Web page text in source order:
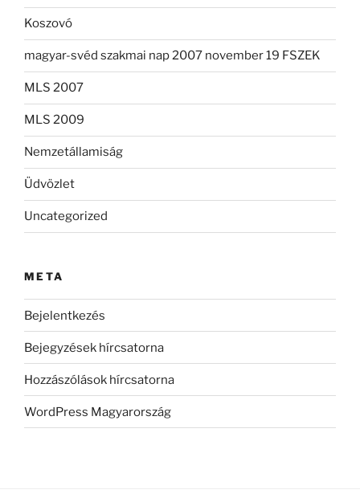
Koszovó
magyar-svéd szakmai nap 2007 november 19 FSZEK
MLS 2007
MLS 2009
Nemzetállamiság
Üdvözlet
Uncategorized
META
Bejelentkezés
Bejegyzések hírcsatorna
Hozzászólások hírcsatorna
WordPress Magyarország